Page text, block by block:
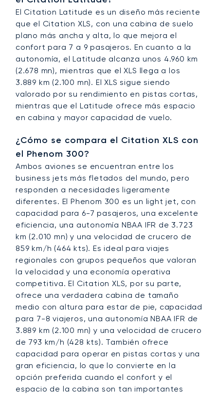
El Citation Latitude es un diseño más reciente
que el Citation XLS, con una cabina de suelo
plano más ancha y alta, lo que mejora el
confort para 7 a 9 pasajeros. En cuanto a la
autonomía, el Latitude alcanza unos 4.960 km
(2.678 mn), mientras que el XLS llega a los
3.889 km (2.100 mn). El XLS sigue siendo
valorado por su rendimiento en pistas cortas,
mientras que el Latitude ofrece más espacio
en cabina y mayor capacidad de vuelo.
¿Cómo se compara el Citation XLS con
el Phenom 300?
Ambos aviones se encuentran entre los
business jets más fletados del mundo, pero
responden a necesidades ligeramente
diferentes. El Phenom 300 es un light jet, con
capacidad para 6-7 pasajeros, una excelente
eficiencia, una autonomía NBAA IFR de 3.723
km (2.010 mn) y una velocidad de crucero de
859 km/h (464 kts). Es ideal para viajes
regionales con grupos pequeños que valoran
la velocidad y una economía operativa
competitiva. El Citation XLS, por su parte,
ofrece una verdadera cabina de tamaño
medio con altura para estar de pie, capacidad
para 7-8 viajeros, una autonomía NBAA IFR de
3.889 km (2.100 mn) y una velocidad de crucero
de 793 km/h (428 kts). También ofrece
capacidad para operar en pistas cortas y una
gran eficiencia, lo que lo convierte en la
opción preferida cuando el confort y el
espacio de la cabina son tan importantes